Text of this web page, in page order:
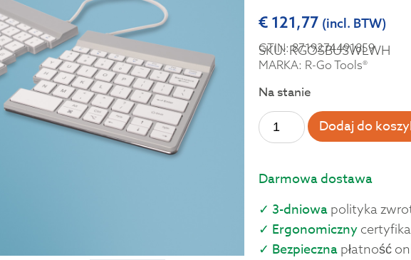
€ 121,77 (incl. BTW)
SKU: RGOSBUSWLWH
GTIN: 8719274491859
MARKA: R-Go Tools®
Na stanie
Dodaj do
Darmowa dostawa
✓ 3-dniowa polityka
✓ Ergonomiczny
✓ Bezpieczna płatność